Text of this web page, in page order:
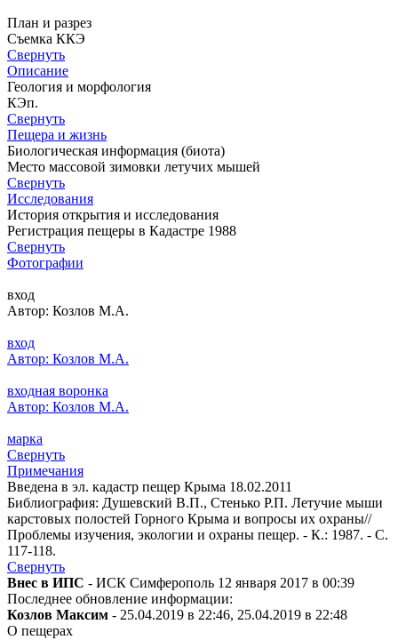
План и разрез
Съемка ККЭ
Свернуть
Описание
Геология и морфология
КЭп.
Свернуть
Пещера и жизнь
Биологическая информация (биота)
Место массовой зимовки летучих мышей
Свернуть
Исследования
История открытия и исследования
Регистрация пещеры в Кадастре 1988
Свернуть
Фотографии
вход
Автор: Козлов М.А.
вход
Автор: Козлов М.А.
входная воронка
Автор: Козлов М.А.
марка
Свернуть
Примечания
Введена в эл. кадастр пещер Крыма 18.02.2011
Библиография: Душевский В.П., Стенько Р.П. Летучие мыши
карстовых полостей Горного Крыма и вопросы их охраны//
Проблемы изучения, экологии и охраны пещер. - К.: 1987. - С.
117-118.
Свернуть
Внес в ИПС - ИСК Симферополь 12 января 2017 в 00:39
Последнее обновление информации:
Козлов Максим - 25.04.2019 в 22:46, 25.04.2019 в 22:48
О пещерах